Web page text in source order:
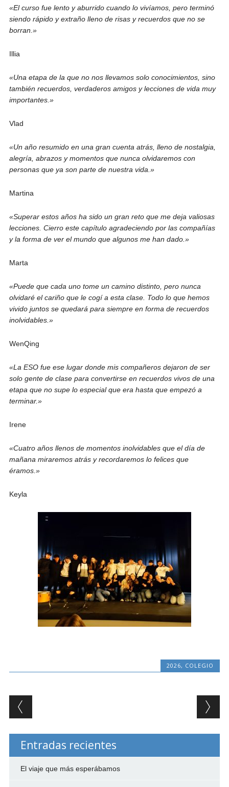
«El curso fue lento y aburrido cuando lo vivíamos, pero terminó
siendo rápido y extraño lleno de risas y recuerdos que no se
borran.»
Illia
«Una etapa de la que no nos llevamos solo conocimientos, sino
también recuerdos, verdaderos amigos y lecciones de vida muy
importantes.»
Vlad
«Un año resumido en una gran cuenta atrás, lleno de nostalgia,
alegría, abrazos y momentos que nunca olvidaremos con
personas que ya son parte de nuestra vida.»
Martina
«Superar estos años ha sido un gran reto que me deja valiosas
lecciones. Cierro este capítulo agradeciendo por las compañías
y la forma de ver el mundo que algunos me han dado.»
Marta
«Puede que cada uno tome un camino distinto, pero nunca
olvidaré el cariño que le cogí a esta clase. Todo lo que hemos
vivido juntos se quedará para siempre en forma de recuerdos
inolvidables.»
WenQing
«La ESO fue ese lugar donde mis compañeros dejaron de ser
solo gente de clase para convertirse en recuerdos vivos de una
etapa que no supe lo especial que era hasta que empezó a
terminar.»
Irene
«Cuatro años llenos de momentos inolvidables que el día de
mañana miraremos atrás y recordaremos lo felices que
éramos.»
Keyla
2026, COLEGIO
Post navigation
Entradas recientes
El viaje que más esperábamos